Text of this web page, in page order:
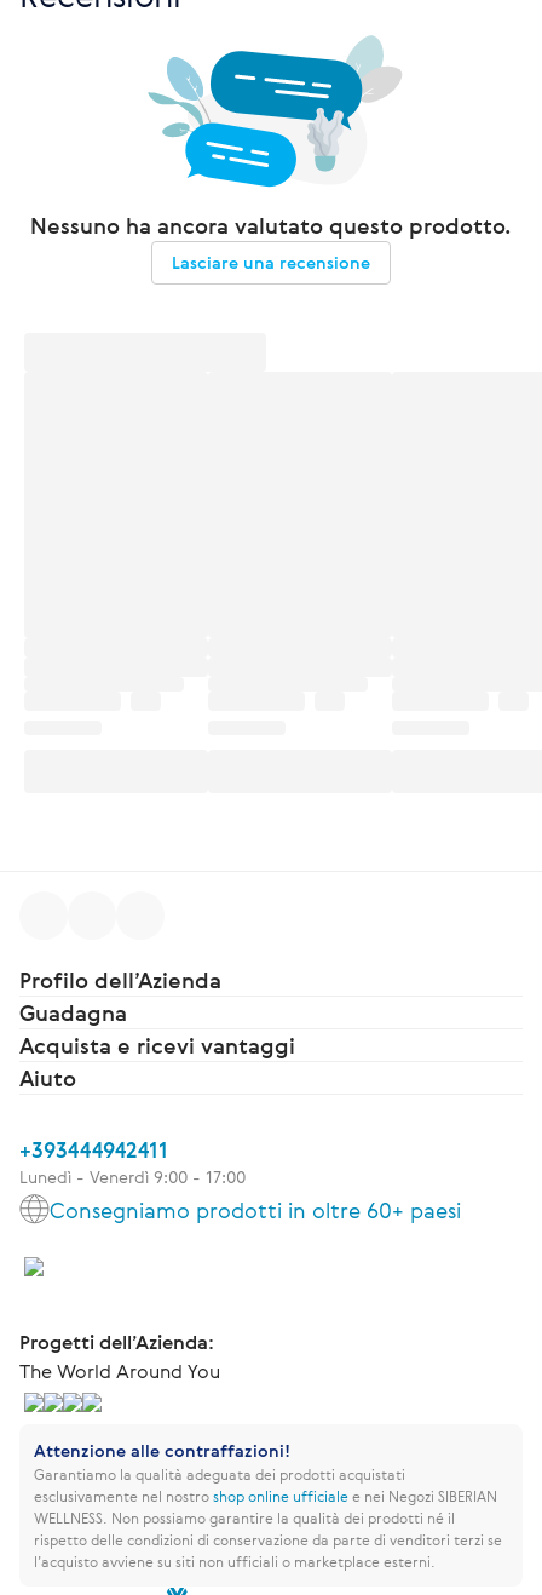
Nessuno ha ancora valutato questo prodotto.
Lasciare una recensione
Profilo dell’Azienda
Guadagna
Acquista e ricevi vantaggi
Aiuto
+393444942411
Lunedì - Venerdì 9:00 - 17:00
Consegniamo prodotti in oltre 60+ paesi
Progetti dell’Azienda:
The World Around You
Attenzione alle contraffazioni!
Garantiamo la qualità adeguata dei prodotti acquistati
esclusivamente nel nostroshop online ufficialee nei Negozi SIBERIAN
WELLNESS. Non possiamo garantire la qualità dei prodotti né il
rispetto delle condizioni di conservazione da parte di venditori terzi se
l’acquisto avviene su siti non ufficiali o marketplace esterni.